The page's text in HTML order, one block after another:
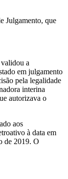
Julgamento, que
a
em julgamento
pela legalidade
interina
autorizava o
aos
à data em
de 2019. O